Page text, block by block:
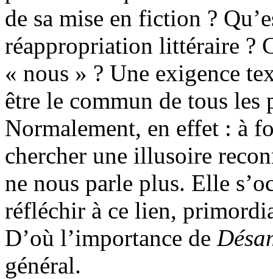
de sa mise en fiction ?
réappropriation littéraire ?
« nous » ? Une exigence
être le commun de tous
Normalement, en effet : à
chercher une illusoire
ne nous parle plus. Elle
réfléchir à ce lien,
D’où l’importance de
général.